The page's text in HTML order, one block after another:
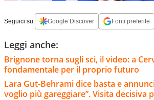
Seguici su: Google Discover Fonti preferite
Leggi anche:
Brignone torna sugli sci, il video: a
fondamentale per il proprio futuro
Lara Gut-Behrami dice basta e
voglio più gareggiare”. Visita decisiva